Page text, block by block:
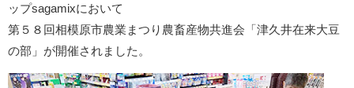
ップsagamixにおいて
第５８回相模原市農業まつり農畜産物共進会「津久井在来大豆
の部」が開催されました。